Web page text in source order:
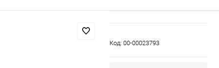
Код: 00-00023793